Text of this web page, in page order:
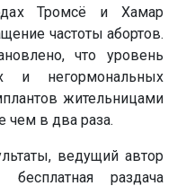
Тромсё и Хамар
частоты абортов.
что уровень
и негормональных
жительницами
чем в два раза.
ведущий автор
бесплатная раздача